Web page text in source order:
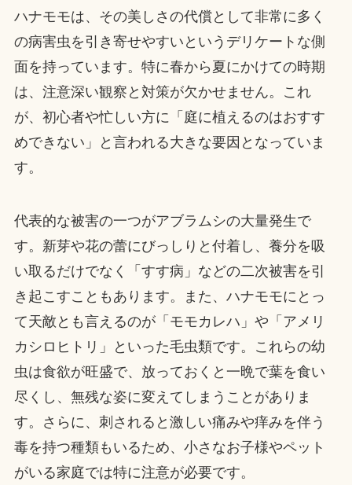
ハナモモは、その美しさの代償として非常に多く
の病害虫を引き寄せやすいというデリケートな側
面を持っています。特に春から夏にかけての時期
は、注意深い観察と対策が欠かせません。これ
が、初心者や忙しい方に「庭に植えるのはおすす
めできない」と言われる大きな要因となっていま
す。
代表的な被害の一つがアブラムシの大量発生で
す。新芽や花の蕾にびっしりと付着し、養分を吸
い取るだけでなく「すす病」などの二次被害を引
き起こすこともあります。また、ハナモモにとっ
て天敵とも言えるのが「モモカレハ」や「アメリ
カシロヒトリ」といった毛虫類です。これらの幼
虫は食欲が旺盛で、放っておくと一晩で葉を食い
尽くし、無残な姿に変えてしまうことがありま
す。さらに、刺されると激しい痛みや痒みを伴う
毒を持つ種類もいるため、小さなお子様やペット
がいる家庭では特に注意が必要です。